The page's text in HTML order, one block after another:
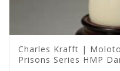
Charles Krafft |
Prisons Series HMP